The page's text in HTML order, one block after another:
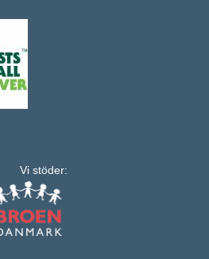
Vi stöder: